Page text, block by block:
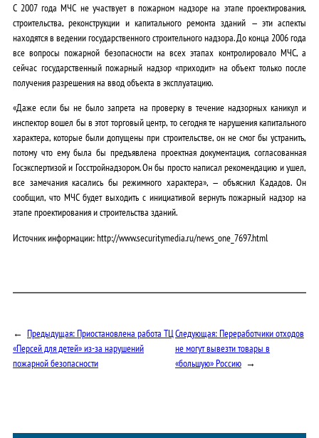
С 2007 года МЧС не участвует в пожарном надзоре на этапе проектирования,
строительства, реконструкции и капитального ремонта зданий — эти аспекты
находятся в ведении государственного строительного надзора. До конца 2006 года
все вопросы пожарной безопасности на всех этапах контролировало МЧС, а
сейчас государственный пожарный надзор «приходит» на объект только после
получения разрешения на ввод объекта в эксплуатацию.
«Д​аже если бы не было запрета на проверку в течение надзорных каникул и
инспектор вошел бы в этот торговый центр, то сегодня те нарушения капитального
характера, которые были допущены при строительстве, он не смог бы устранить,
потому что ему была бы предъявлена проектная документация, согласованная
Госэкспертизой и Госстройнадзором. Он бы просто написал рекомендацию и ушел,
все замечания касались бы режимного характера», — объяснил Кададов. Он
сообщил, что МЧС будет выходить с инициативой вернуть пожарный надзор на
этапе проектирования и строительства зданий.
Источник информации: http://www.securitymedia.ru/news_one_7697.html
← Предыдущая:Приостановлена работа ТЦ
«Персей для детей» из-за нарушений
пожарной безопасности
Следующая:Переработчики отходов
не могут вывезти товары в
«большую» Россию →